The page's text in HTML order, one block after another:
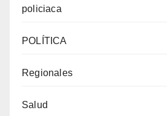
policiaca
POLÍTICA
Regionales
Salud